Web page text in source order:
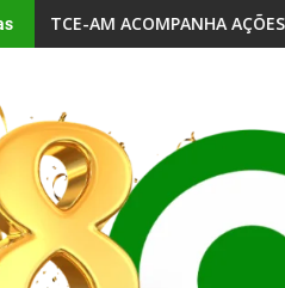
DIREITOS DAS MULHERES
VOLTADAS À APRENDIZAGEM